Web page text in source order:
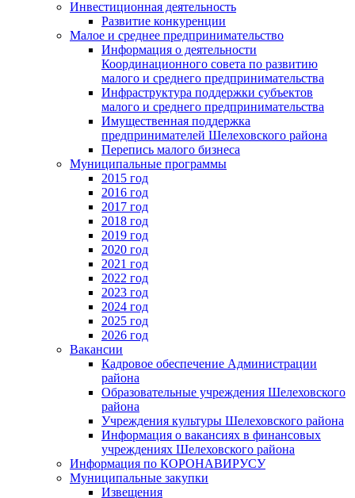
Инвестиционная деятельность
Развитие конкуренции
Малое и среднее предпринимательство
Информация о деятельности
Координационного совета по развитию
малого и среднего предпринимательства
Инфраструктура поддержки субъектов
малого и среднего предпринимательства
Имущественная поддержка
предпринимателей Шелеховского района
Перепись малого бизнеса
Муниципальные программы
2015 год
2016 год
2017 год
2018 год
2019 год
2020 год
2021 год
2022 год
2023 год
2024 год
2025 год
2026 год
Вакансии
Кадровое обеспечение Администрации
района
Образовательные учреждения Шелеховского
района
Учреждения культуры Шелеховского района
Информация о вакансиях в финансовых
учреждениях Шелеховского района
Информация по КОРОНАВИРУСУ
Муниципальные закупки
Извещения